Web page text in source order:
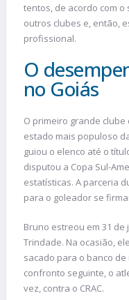
tentos, de acordo com o
outros clubes e, então,
profissional.
O
no Goiás
O primeiro grande
estado mais populoso
guiou o elenco até o
disputou a Copa Sul-
estatísticas. A parceria
para o goleador se
Bruno estreou em 31 de
Trindade. Na ocasião,
sacado para o banco
confronto seguinte, o
vez, contra o CRAC.